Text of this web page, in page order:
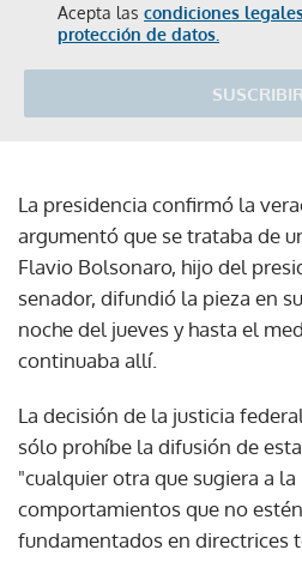
Acepta las condiciones
protección de datos.
La presidencia confirmó la
argumentó que se trataba de
Flavio Bolsonaro, hijo del
senador, difundió la pieza en
noche del jueves y hasta el
continuaba allí.
La decisión de la justicia
sólo prohíbe la difusión de
"cualquier otra que sugiera a
comportamientos que no
fundamentados en directrices